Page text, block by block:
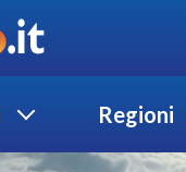
Regioni